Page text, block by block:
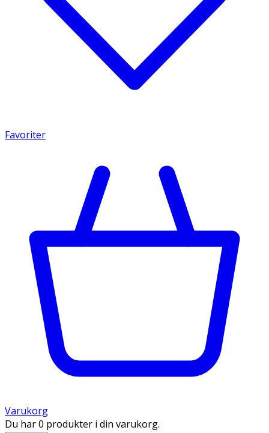
Favoriter
Varukorg
Du har 0 produkter i din varukorg.